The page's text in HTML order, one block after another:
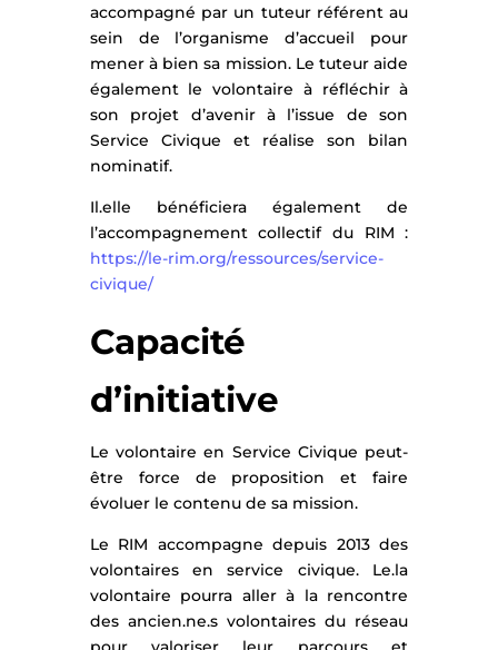
accompagné par un tuteur référent au
sein de l’organisme d’accueil pour
mener à bien sa mission. Le tuteur aide
également le volontaire à réfléchir à
son projet d’avenir à l’issue de son
Service Civique et réalise son bilan
nominatif.
Il.elle bénéficiera également de
l’accompagnement collectif du RIM :
https://le-rim.org/ressources/service-
civique/
Capacité
d’initiative
Le volontaire en Service Civique peut-
être force de proposition et faire
évoluer le contenu de sa mission.
Le RIM accompagne depuis 2013 des
volontaires en service civique. Le.la
volontaire pourra aller à la rencontre
des ancien.ne.s volontaires du réseau